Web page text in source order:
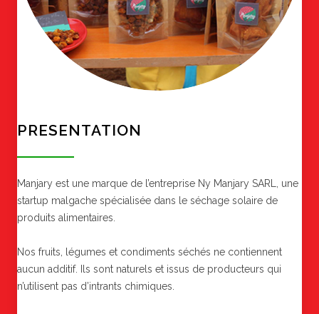
PRESENTATION
Manjary est une marque de l’entreprise Ny Manjary SARL, une
startup malgache spécialisée dans le séchage solaire de
produits alimentaires.
Nos fruits, légumes et condiments séchés ne contiennent
aucun additif. Ils sont naturels et issus de producteurs qui
n’utilisent pas d’intrants chimiques.